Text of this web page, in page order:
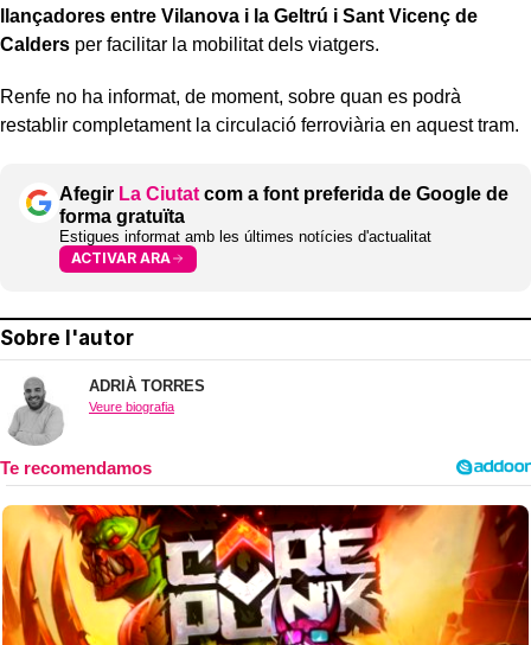
llançadores entre Vilanova i la Geltrú i Sant Vicenç de
Calders per facilitar la mobilitat dels viatgers.
Renfe no ha informat, de moment, sobre quan es podrà
restablir completament la circulació ferroviària en aquest tram.
Afegir La Ciutat com a font preferida de Google de
forma gratuïta
Estigues informat amb les últimes notícies d'actualitat
ACTIVAR ARA
Sobre l'autor
ADRIÀ TORRES
Veure biografia